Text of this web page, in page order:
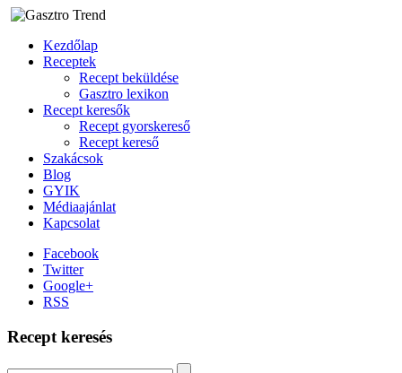
Kezdőlap
Receptek
Recept beküldése
Gasztro lexikon
Recept keresők
Recept gyorskereső
Recept kereső
Szakácsok
Blog
GYIK
Médiaajánlat
Kapcsolat
Facebook
Twitter
Google+
RSS
Recept keresés